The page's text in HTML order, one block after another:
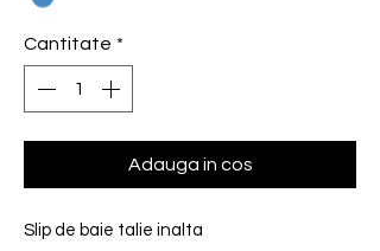
Cantitate *
Adauga in cos
Slip de baie talie inalta